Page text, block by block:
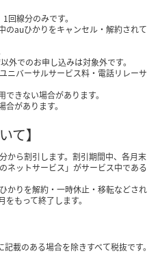
回線分のみです。
のauひかりをキャンセル・解約されて
外でのお申し込みは対象外です。
ニバーサルサービス料・電話リレーサ
きない場合があります。
があります。
て】
から割引します。割引期間中、各月末
ネットサービス」がサービス中である
かりを解約・一時休止・移転などされ
もって終了します。
載のある場合を除きすべて税抜です。